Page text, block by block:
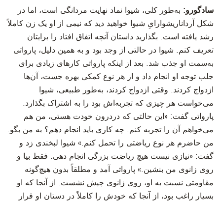
سادگورو: به‌طور کلی، شیوا نماد نهایت مردانگی است، اما در
شکل آرداناریشوارایِ شیوا خواهید دید که نیمی از او یک زن کاملاً
رشد یافته است. بگذارید داستان آنچه اتفاق افتاد را برایتان
تعریف کنم. شیوا در حالتی از وجد بود و به همین دلیل، پارواتی
به‌سمت او جذب شد. بعد از اینکه پارواتی کارهای زیادی برای
جلب توجه او انجام داد و از هر نوع کمکی بهره جست، آن‌ها
ازدواج کردند. وقتی ازدواج کردند، به‌طور طبیعی، شیوا
می‌خواست هر چیزی که تجربه‌اش بود را به اشتراک بگذارد.
پارواتی گفت: «این حالتی که دردرون خودت هستی، من هم
می‌خواهم آن را تجربه کنم. چه کاری باید انجام دهم؟ به من بگو.
من حاضرم هر نوع ریاضتی را تحمل کنم.» شیوا لبخندی زد و
گفت: «نیازی نیست هیچ ریاضت بزرگی انجام دهی. فقط بیا و
روی زانوی من بنشین.» پارواتی آمد و مطلقاً بدون هیچ‌گونه
مقاومتی نسبت به او، روی زانوی چپش نشست. از آنجا که او
بسیار راغب بود، از آنجا که خودش را کاملاً در دستان او قرار